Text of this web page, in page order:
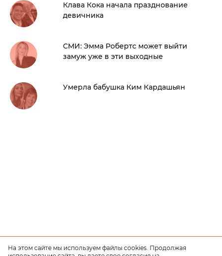
Клава Кока начала празднование
девичника
СМИ: Эмма Робертс может выйти
замуж уже в эти выходные
Умерла бабушка Ким Кардашьян
На этом сайте мы используем файлы cookies. Продолжая